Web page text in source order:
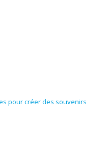
pour créer des souvenirs